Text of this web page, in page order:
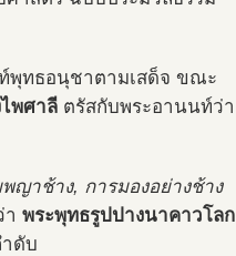
พุทธอนุชาตามเสด็จ ขณะ
ไพศาลี ตรัสกับพระอานนท์ว่า
ญาช้าง, การมองอย่างช้าง
พระพุทธรูปปางนาคาวโลก
ดับ